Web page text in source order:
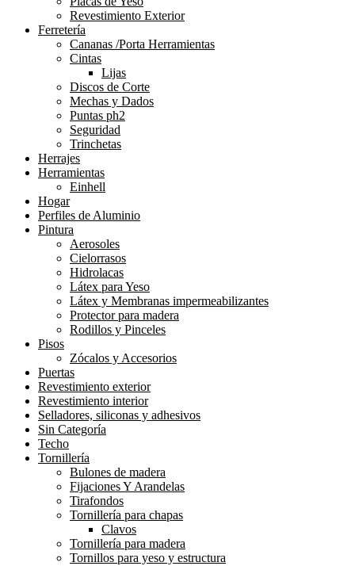
Revestimiento Exterior
Ferretería
Cananas /Porta Herramientas
Cintas
Lijas
Discos de Corte
Mechas y Dados
Puntas ph2
Seguridad
Trinchetas
Herrajes
Herramientas
Einhell
Hogar
Perfiles de Aluminio
Pintura
Aerosoles
Cielorrasos
Hidrolacas
Látex para Yeso
Látex y Membranas impermeabilizantes
Protector para madera
Rodillos y Pinceles
Pisos
Zócalos y Accesorios
Puertas
Revestimiento exterior
Revestimiento interior
Selladores, siliconas y adhesivos
Sin Categoría
Techo
Tornillería
Bulones de madera
Fijaciones Y Arandelas
Tirafondos
Tornillería para chapas
Clavos
Tornillería para madera
Tornillos para yeso y estructura